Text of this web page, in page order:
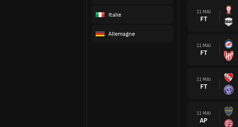
Italie
Allemagne
11 MAI
FT
11 MAI
FT
11 MAI
FT
11 MAI
AP